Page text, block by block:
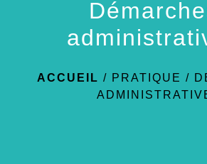
ACCUEIL / PRATIQUE /